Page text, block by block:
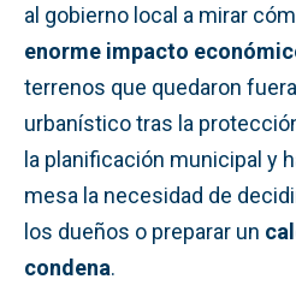
al gobierno local a mirar
enorme impacto
terrenos que quedaron
urbanístico tras la
la planificación municipal y
mesa la necesidad de
los dueños o preparar un
condena.